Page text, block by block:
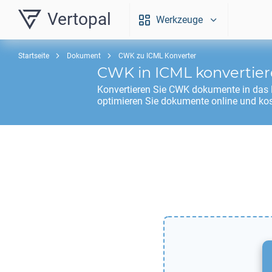
Vertopal Werkzeuge
Startseite Dokument CWK zu ICML Konverter
CWK in ICML
Konvertieren Sie CWK dokumente in das
optimieren Sie dokumente online und